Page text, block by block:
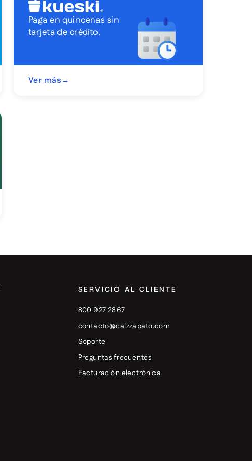
Paga en quincenas sin
tarjeta de crédito.
Ver más→
SERVICIO AL CLIENTE
800 927 2867
contacto@calzzapato.com
Soporte
Preguntas frecuentes
Facturación electrónica